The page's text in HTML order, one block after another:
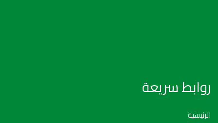
روابط سريعة
الرئيسية